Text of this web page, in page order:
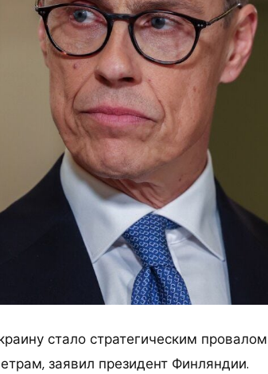
стало стратегическим
заявил президент Финляндии.